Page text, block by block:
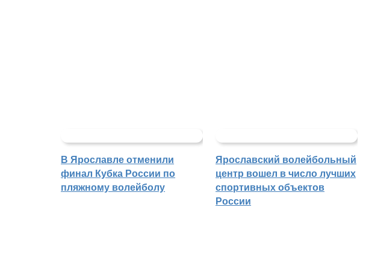
В Ярославле отменили
финал Кубка России по
пляжному волейболу
Ярославский волейбольный
центр вошел в число лучших
спортивных объектов
России